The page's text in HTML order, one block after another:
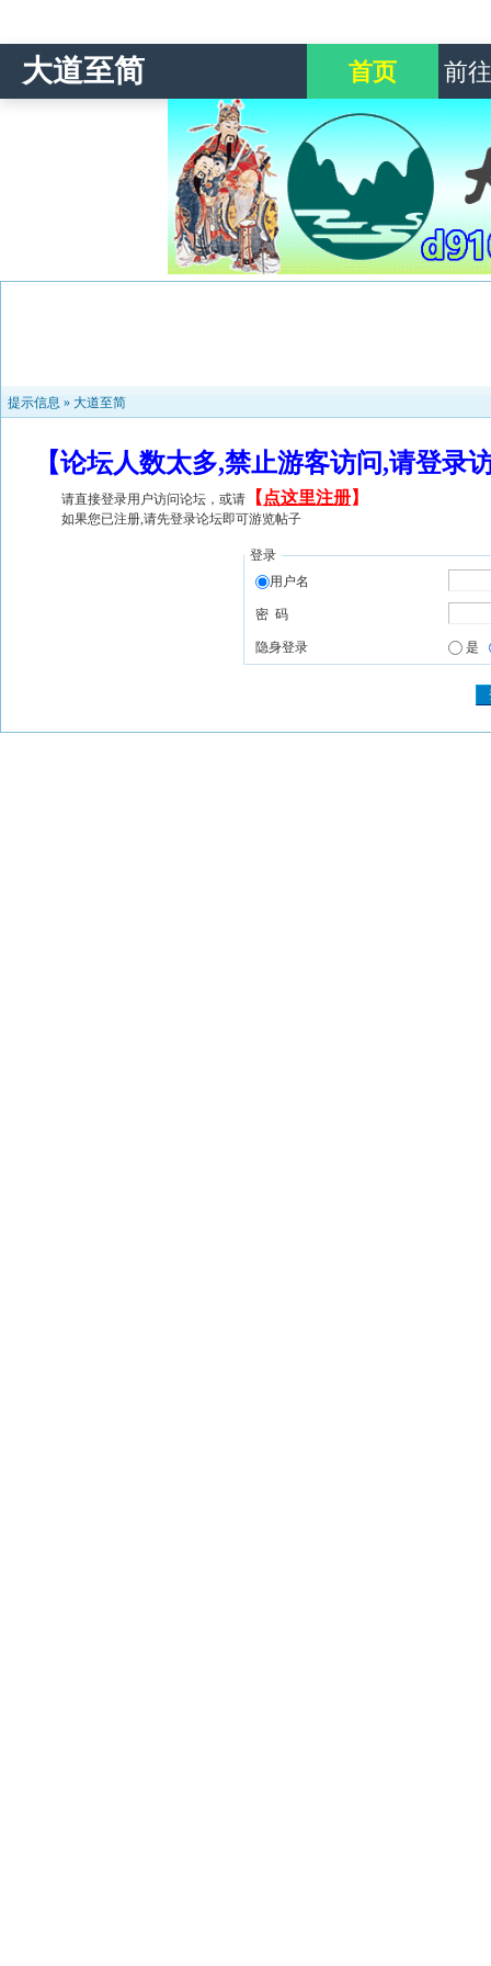
大道至简 首页 前
提示信息 » 大道至简
【论坛人数太多,禁止游客访问,请登
请直接登录用户访问论坛，或请 【 点这里注册】
如果您已注册,请先登录论坛即可游览帖子
登录
用户名
密 码
隐身登录 是